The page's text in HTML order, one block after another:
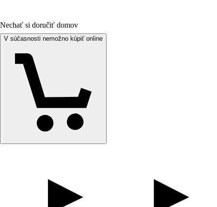
Nechať si doručiť domov
V súčasnosti nemožno kúpiť online